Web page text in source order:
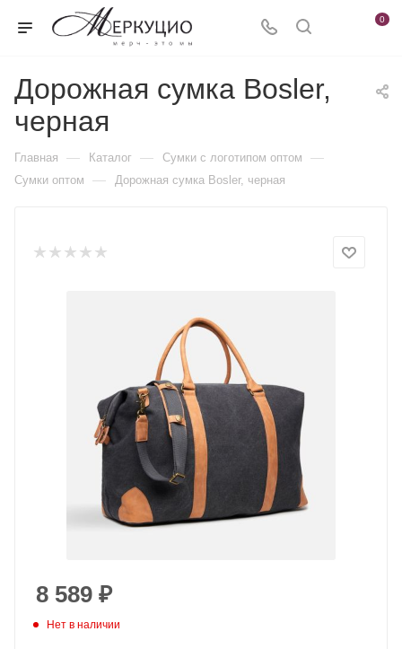
0
Дорожная сумка Bosler,
черная
Главная — Каталог — Сумки с логотипом оптом —
Сумки оптом — Дорожная сумка Bosler, черная
8 589 ₽
Нет в наличии